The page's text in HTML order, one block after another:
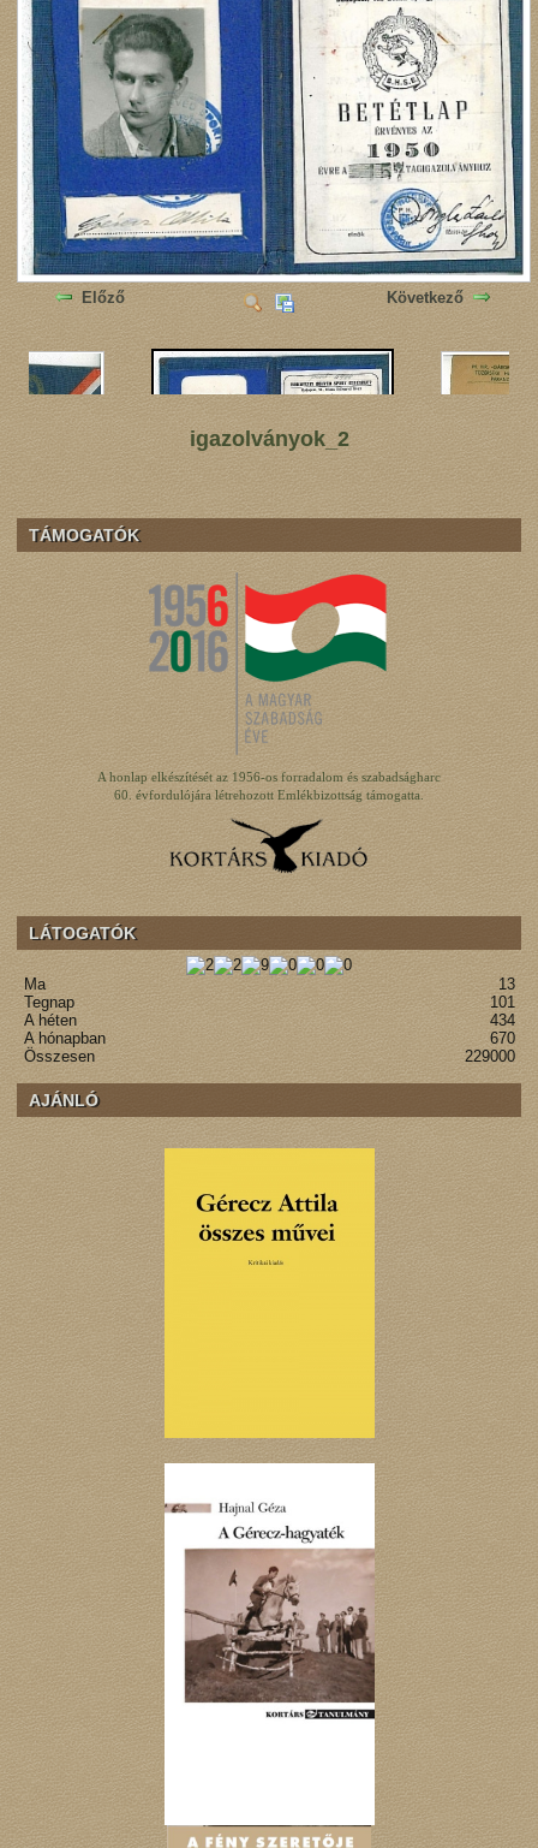
Előző Következő
igazolványok_2
TÁMOGATÓK
A honlap elkészítését az 1956-os forradalom és szabadságharc
60. évfordulójára létrehozott Emlékbizottság támogatta.
LÁTOGATÓK
Ma
13
Tegnap
101
A héten
434
A hónapban
670
Összesen
229000
AJÁNLÓ